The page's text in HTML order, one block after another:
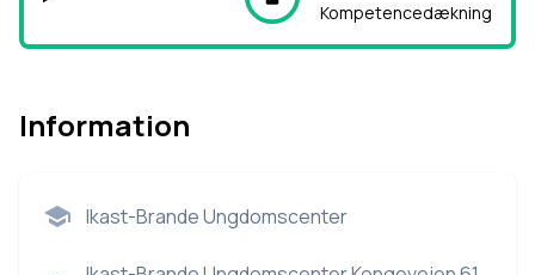
Kompetencedækning
Information
Ikast-Brande Ungdomscenter